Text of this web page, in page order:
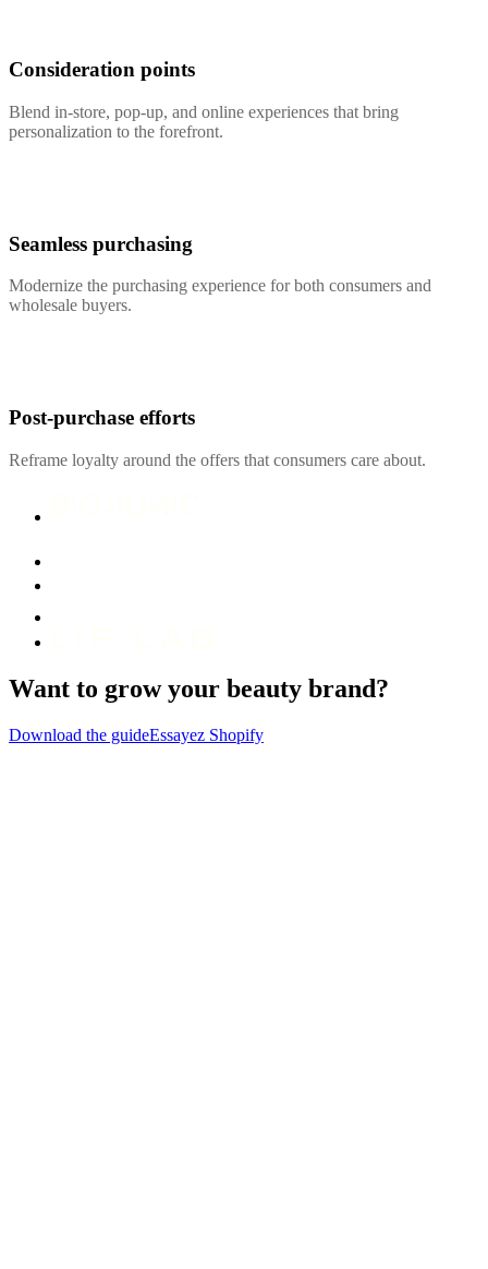
Consideration points
Blend in-store, pop-up, and online experiences that bring
personalization to the forefront.
Seamless purchasing
Modernize the purchasing experience for both consumers and
wholesale buyers.
Post-purchase efforts
Reframe loyalty around the offers that consumers care about.
Want to grow your beauty brand?
Download the guideEssayez Shopify